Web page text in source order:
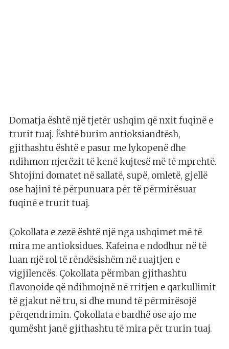
Domatja është një tjetër ushqim që nxit fuqinë e
trurit tuaj. Është burim antioksiandtësh,
gjithashtu është e pasur me lykopenë dhe
ndihmon njerëzit të kenë kujtesë më të mprehtë.
Shtojini domatet në sallatë, supë, omletë, gjellë
ose hajini të përpunuara për të përmirësuar
fuqinë e trurit tuaj.
Çokollata e zezë është një nga ushqimet më të
mira me antioksidues. Kafeina e ndodhur në të
luan një rol të rëndësishëm në ruajtjen e
vigjilencës. Çokollata përmban gjithashtu
flavonoide që ndihmojnë në rritjen e qarkullimit
të gjakut në tru, si dhe mund të përmirësojë
përqendrimin. Çokollata e bardhë ose ajo me
qumësht janë gjithashtu të mira për trurin tuaj.